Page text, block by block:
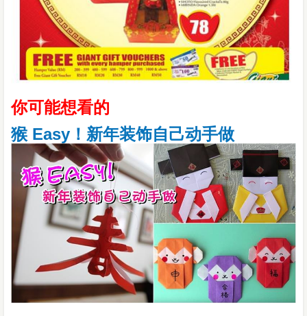
你可能想看的
猴 Easy！新年装饰自己动手做